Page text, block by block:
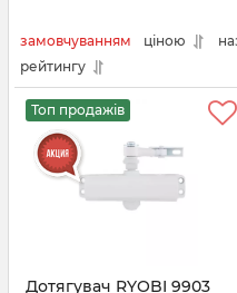
замовчуванням ціною
рейтингу
Топ продажів
Дотягувач RYOBI 9903